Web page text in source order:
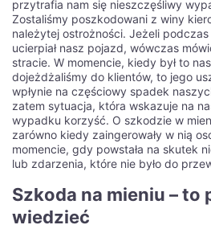
przytrafia nam się nieszczęśliwy
Zostaliśmy poszkodowani z winy
należytej ostrożności. Jeżeli
ucierpiał nasz pojazd, wówczas
stracie. W momencie, kiedy był to
dojeżdżaliśmy do klientów, to jego
wpłynie na częściowy spadek
zatem sytuacja, która wskazuje na
wypadku korzyść. O szkodzie w
zarówno kiedy zaingerowały w nią
momencie, gdy powstała na skutek
lub zdarzenia, które nie było do
Szkoda na mieniu – to
wiedzieć